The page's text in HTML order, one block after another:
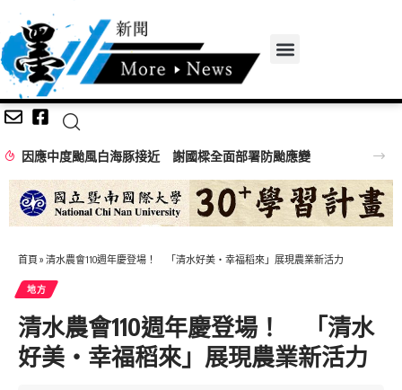
因應中度颱風白海豚接近 謝國樑全面部署防颱應變
首頁 » 清水農會110週年慶登場！ 「清水好美・幸福稻來」展現農業新活力
地方
清水農會110週年慶登場！ 「清水
好美・幸福稻來」展現農業新活力